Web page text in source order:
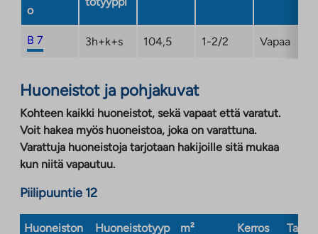
o
B 7 3h+k+s 104,5 1-2/2 Vapaa
Huoneistot ja pohjakuvat
Kohteen kaikki huoneistot, sekä vapaat että varatut.
Voit hakea myös huoneistoa, joka on varattuna.
Varattuja huoneistoja tarjotaan hakijoille sitä mukaa
kun niitä vapautuu.
Piilipuuntie 12
Huoneiston
Huoneistotyyp
m² Kerros